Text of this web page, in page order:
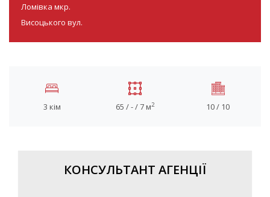
Ломівка мкр.
Висоцького вул.
3 кім 65 / - / 7 м2 10 / 10
КОНСУЛЬТАНТ АГЕНЦІЇ